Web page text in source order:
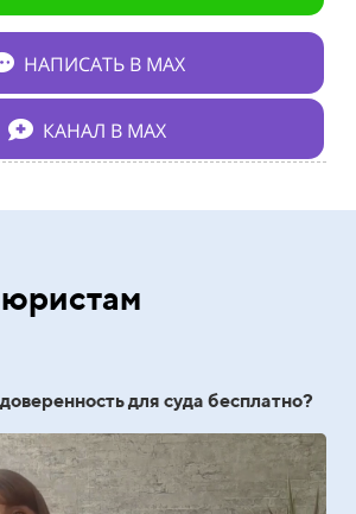
НАПИСАТЬ В МАХ
КАНАЛ В МАХ
для суда бесплатно?